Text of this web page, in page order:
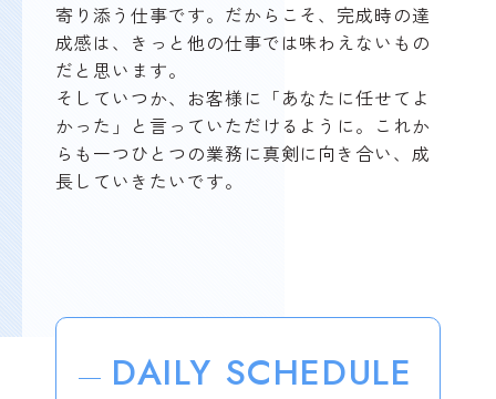
寄り添う仕事です。だからこそ、完成時の達
成感は、きっと他の仕事では味わえないもの
だと思います。
そしていつか、お客様に「あなたに任せてよ
かった」と言っていただけるように。これか
らも一つひとつの業務に真剣に向き合い、成
長していきたいです。
DAILY SCHEDULE